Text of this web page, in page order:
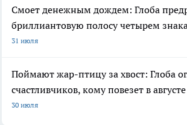
Смоет денежным дождем: Глоба
бриллиантовую полосу четырем
31 июля
Поймают жар-птицу за хвост: Глоба
счастливчиков, кому повезет в августе
30 июля